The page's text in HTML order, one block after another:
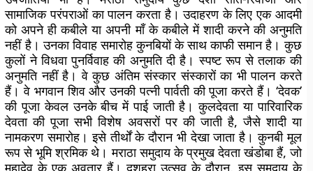
सामाजिक परंपराओं का पालन करता है। उदाहरण के लिए एक आदमी
को अपने ही कबीले या अपनी माँ के कबीले में शादी करने की अनुमति
नहीं है। उनका विवाह समारोह कुनबियों के साथ काफी समान है। कुछ
कुलों ने विधवा पुनर्विवाह की अनुमति दी है। स्पष्ट रूप से तलाक की
अनुमति नहीं है। वे कुछ अंतिम संस्कार संस्कारों का भी पालन करते
हैं। वे भगवान शिव और उनकी पत्नी पार्वती की पूजा करते हैं। ‘देवक’
की पूजा केवल उनके बीच में पाई जाती है। कुलदेवता या पारिवारिक
देवता की पूजा सभी विशेष अवसरों पर की जाती है, जैसे शादी या
नामकरण समारोह। इसे तीर्थों के दौरान भी देखा जाता है। कुनबी मूल
रूप से भूमि श्रमिक थे। मराठा समुदाय के प्रमुख देवता खंडोबा हैं, जो
महादेव के एक अवतार हैं। दशहरा उत्सव के दौरान, इस समुदाय के